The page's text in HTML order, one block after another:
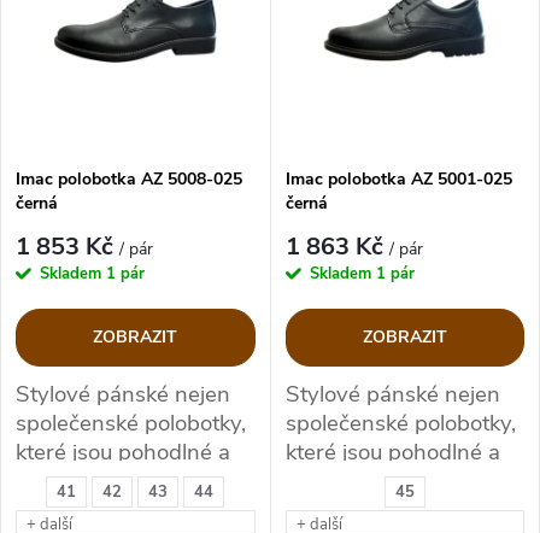
p
r
o
d
u
k
Abecedně
s
p
r
o
d
u
41 42 43
44
+ další
Imac polobotka AZ 5008-025
černá
1 853 Kč/ pár
Skladem 1 pár
ZOBRAZIT
Stylové pánské nejen
společenské polobotky,
které jsou pohodlné a
na víc v šíři G
45
+ další
Imac polobotka AZ 5001-025
černá
1 863 Kč/ pár
Skladem 1 pár
ZOBRAZIT
Stylové pánské nejen
společenské polobotky,
které jsou pohodlné a
na víc v šíři G+/H